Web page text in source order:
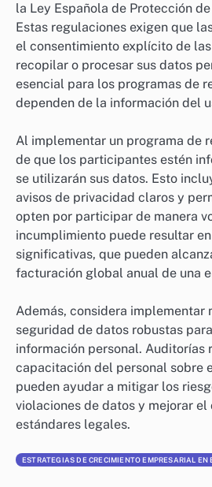
la Ley Española de Protección de
Estas regulaciones exigen que
el consentimiento explícito de
recopilar o procesar sus datos
esencial para los programas de
dependen de la información del
Al implementar un programa de
de que los participantes estén
se utilizarán sus datos. Esto
avisos de privacidad claros y
opten por participar de manera
incumplimiento puede resultar
significativas, que pueden
facturación global anual de una
Además, considera implementar
seguridad de datos robustas
información personal. Auditorías
capacitación del personal sobre
pueden ayudar a mitigar los
violaciones de datos y mejorar
estándares legales.
ESTRATEGIAS DE CRECIMIENTO EMPRESARIAL EN